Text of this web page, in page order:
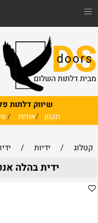
שיווק דלתות
תקנון /אודות /
קטלוג / ידיות /
ידית בהלה